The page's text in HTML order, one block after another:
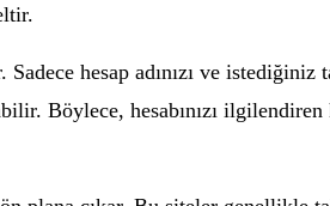
hesap adınızı ve istediğiniz
Böylece, hesabınızı